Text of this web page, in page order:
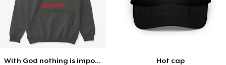
With God nothing is impossible . Hot cap